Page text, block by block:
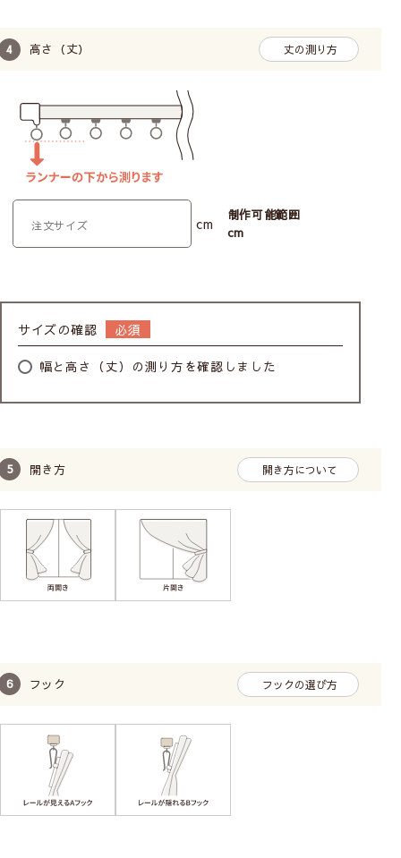
高さ（丈） 丈の測り方
cm
制作可能範囲
cm
サイズの確認
幅と高さ（丈）の測り方を確認しました
開き方 開き方について
フック フックの選び方